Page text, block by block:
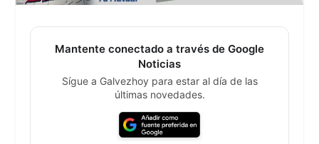
Mantente conectado a través de Google
Noticias
Sígue a Galvezhoy para estar al día de las
últimas novedades.